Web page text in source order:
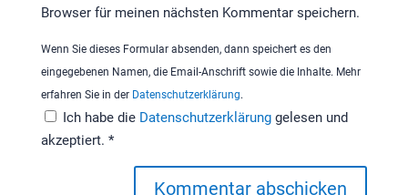
Browser für meinen nächsten Kommentar speichern.
Wenn Sie dieses Formular absenden, dann speichert es den
eingegebenen Namen, die Email-Anschrift sowie die Inhalte. Mehr
erfahren Sie in der Datenschutzerklärung.
Ich habe die Datenschutzerklärung gelesen und
akzeptiert. *
Kommentar abschicken